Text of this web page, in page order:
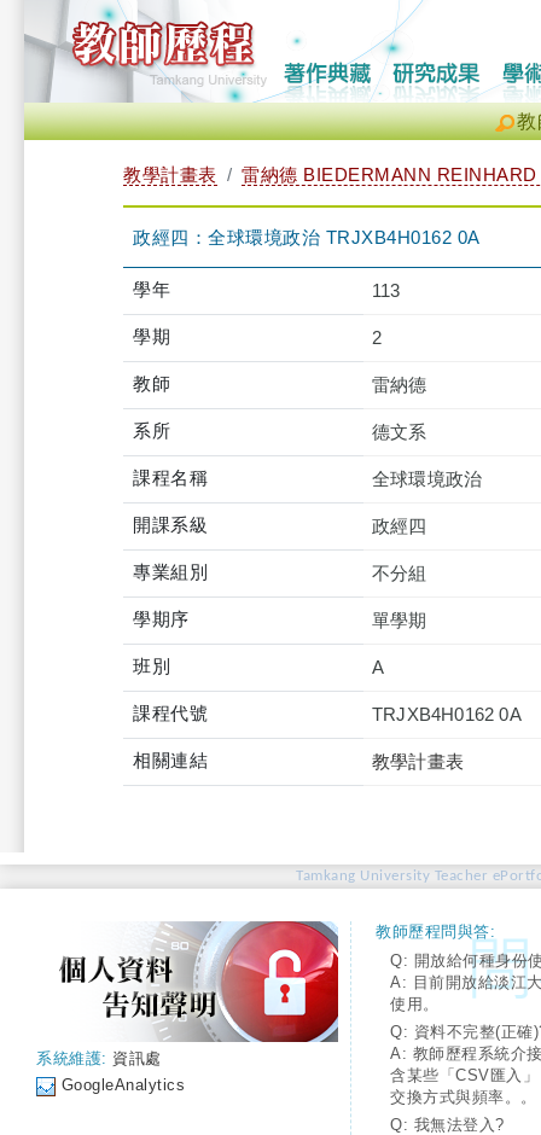
教
教學計畫表 雷納德 BIEDERMANN
政經四：全球環境政治 TRJXB4H0162 0A
學年 113
學期 2
教師 雷納德
系所 德文系
課程名稱 全球環境政治
開課系級 政經四
專業組別 不分組
學期序 單學期
班別 A
課程代號 TRJXB4H0162 0A
相關連結 教學計畫表
Tamkang University Teacher
系統維護: 資訊處
GoogleAnalytics
教師歷程問與答:
Q: 開放給何種身份
A: 目前開放給淡江
使用。
Q: 資料不完整(正確
A: 教師歷程系統介
含某些「CSV匯入
交換方式與頻率。。
Q: 我無法登入?